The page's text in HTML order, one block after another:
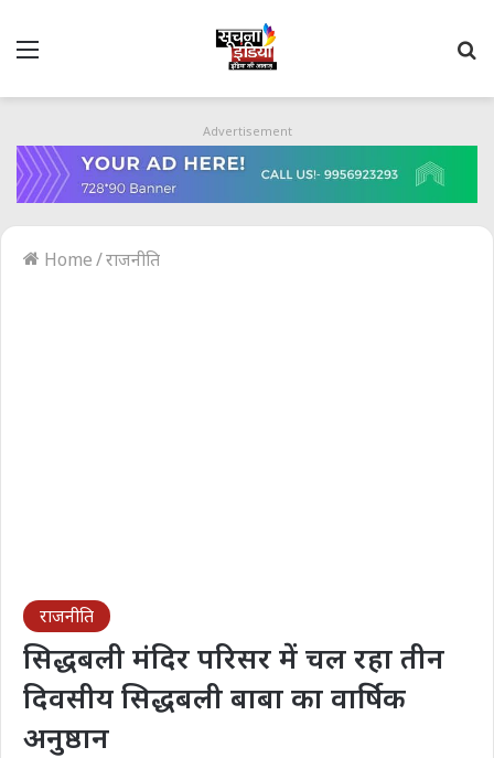
Menu
Advertisement
Home/राजनीति
राजनीति
सिद्धबली मंदिर परिसर में चल रहा तीन
दिवसीय सिद्धबली बाबा का वार्षिक
अनुष्ठान